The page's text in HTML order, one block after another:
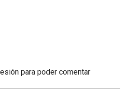
para poder comentar